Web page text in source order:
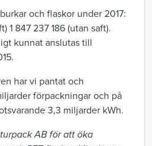
och flaskor under 2017:
1 847 237 186 (utan saft).
kunnat anslutas till
har vi pantat och
förpackningar och på
3,3 miljarder kWh.
AB för att öka